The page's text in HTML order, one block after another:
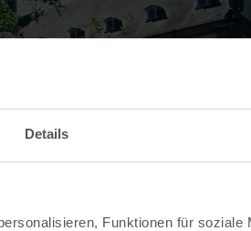
Details
Funktionen für soziale